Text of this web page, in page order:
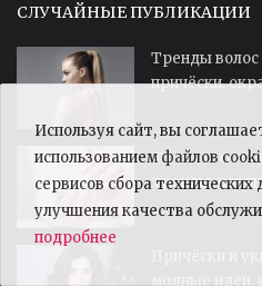
СЛУЧАЙНЫЕ ПУБЛИКАЦИИ
Тренды
причёски,
Французский
тренды,
модные идеи,
Используя сайт, вы
использованием файлов
сервисов сбора технических
улучшения качества
подробнее